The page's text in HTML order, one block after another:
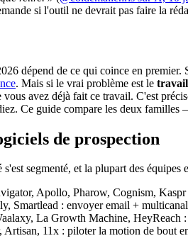
si l'outil ne devrait pas faire la
dépend de ce qui coince en premier.
. Mais si le vrai problème est le
avez déjà fait ce travail. C'est
Ce guide compare les deux
de prospection
segmenté, et la plupart des équipes
Apollo, Pharow, Cognism, Kaspr
Smartlead : envoyer email +
La Growth Machine, HeyReach
11x : piloter la motion de